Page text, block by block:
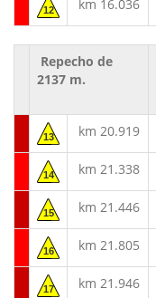
12 km 16.036
Repecho de
2137 m.
13 km 20.919
14 km 21.338
15 km 21.446
16 km 21.805
17 km 21.946